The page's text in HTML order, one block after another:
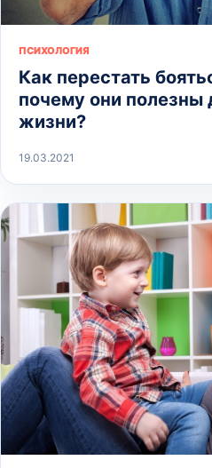
ПСИХОЛОГИЯ
Как перестать
почему они полезны
жизни?
19.03.2021